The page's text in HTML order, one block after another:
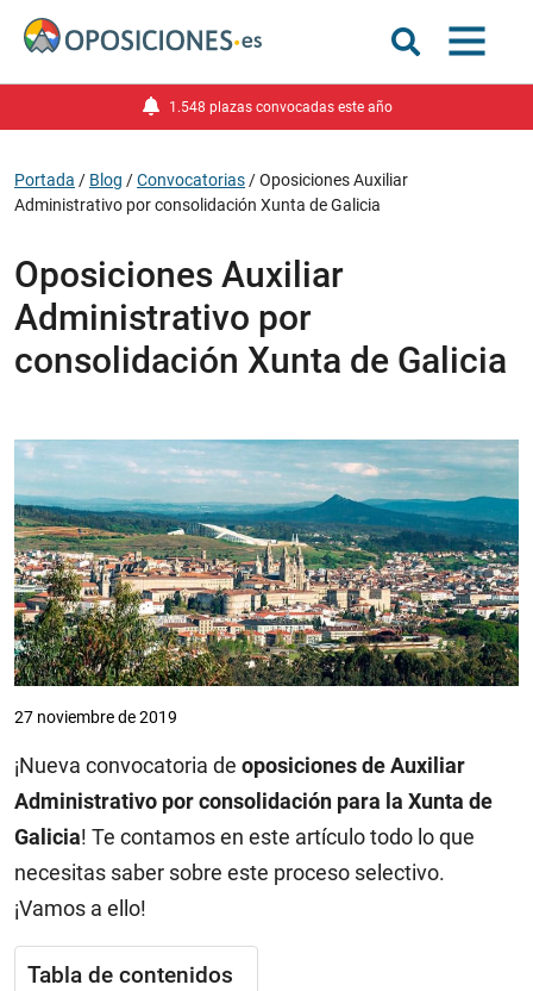
1.548 plazas convocadas este año
Portada / Blog /Convocatorias /Oposiciones Auxiliar
Administrativo por consolidación Xunta de Galicia
Oposiciones Auxiliar
Administrativo por
consolidación Xunta de Galicia
27 noviembre de 2019
¡Nueva convocatoria de oposiciones de Auxiliar
Administrativo por consolidación para la Xunta de
Galicia! Te contamos en este artículo todo lo que
necesitas saber sobre este proceso selectivo.
¡Vamos a ello!
Tabla de contenidos